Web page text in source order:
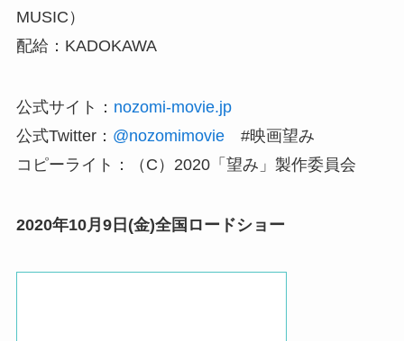
MUSIC）
配給：KADOKAWA
公式サイト： nozomi-movie.jp
公式Twitter： @nozomimovie#映画望み
コピーライト：（C）2020「望み」製作委員会
2020年10月9日(金)全国ロードショー